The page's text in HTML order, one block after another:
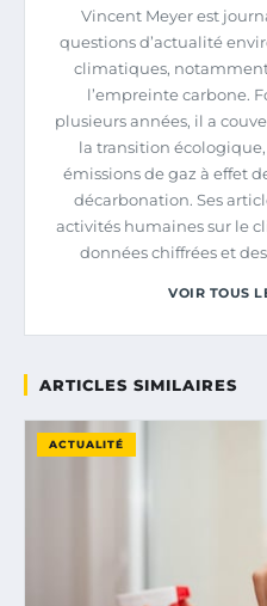
Vincent Meyer est
questions d’actualité
climatiques,
l’empreinte carbone.
plusieurs années, il a
la transition
émissions de gaz à effet
décarbonation. Ses
activités humaines sur le
données chiffrées et
VOIR TOUS
ARTICLES SIMILAIRES
ACTUALITÉ